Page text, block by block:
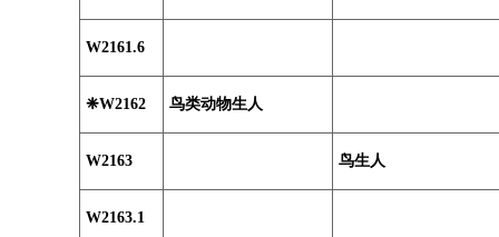
W2161.6
❈W2162 鸟类动物生人
W2163 鸟生人
W2163.1